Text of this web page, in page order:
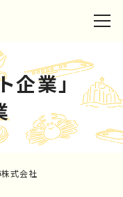
企業」
式会社